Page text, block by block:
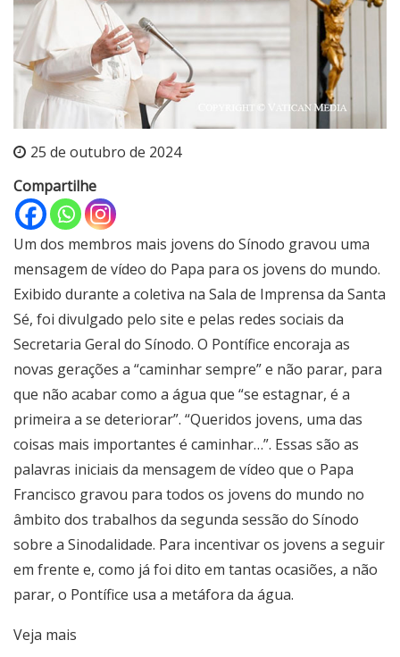
25 de outubro de 2024
Compartilhe
Um dos membros mais jovens do Sínodo gravou uma
mensagem de vídeo do Papa para os jovens do mundo.
Exibido durante a coletiva na Sala de Imprensa da Santa
Sé, foi divulgado pelo site e pelas redes sociais da
Secretaria Geral do Sínodo. O Pontífice encoraja as
novas gerações a “caminhar sempre” e não parar, para
que não acabar como a água que “se estagnar, é a
primeira a se deteriorar”. “Queridos jovens, uma das
coisas mais importantes é caminhar…”. Essas são as
palavras iniciais da mensagem de vídeo que o Papa
Francisco gravou para todos os jovens do mundo no
âmbito dos trabalhos da segunda sessão do Sínodo
sobre a Sinodalidade. Para incentivar os jovens a seguir
em frente e, como já foi dito em tantas ocasiões, a não
parar, o Pontífice usa a metáfora da água.
Veja mais